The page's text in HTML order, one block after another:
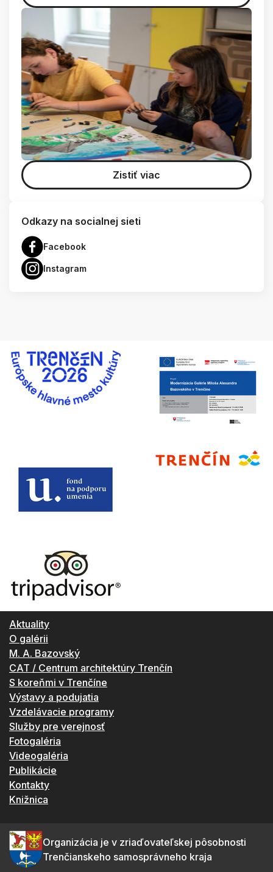
Zistiť viac
Odkazy na socialnej sieti
Facebook
Instagram
Aktuality
O galérii
M. A. Bazovský
CAT / Centrum architektúry Trenčín
S koreňmi v Trenčíne
Výstavy a podujatia
Vzdelávacie programy
Služby pre verejnosť
Fotogaléria
Videogaléria
Publikácie
Kontakty
Knižnica
Organizácia je v zriaďovateľskej pôsobnosti
Trenčianskeho samosprávneho kraja